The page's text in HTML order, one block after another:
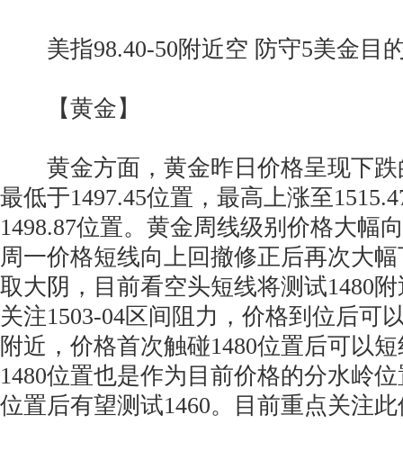
美指98.40-50附近空 防守5美金目
【黄金】
黄金方面，黄金昨日价格呈现下跌
最低于1497.45位置，最高上涨至
1498.87位置。黄金周线级别价格大幅
周一价格短线向上回撤修正后再次大
取大阴，目前看空头短线将测试1480
关注1503-04区间阻力，价格到位后可
附近，价格首次触碰1480位置后可以
1480位置也是作为目前价格的分水岭
位置后有望测试1460。目前重点关注